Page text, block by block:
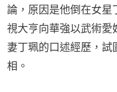
論，原因是他倒在女星
視大亨向華強以武術愛
妻丁珮的口述經歷，試
相。